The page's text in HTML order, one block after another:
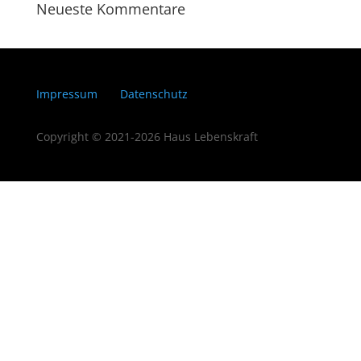
Neueste Kommentare
Impressum Datenschutz
Copyright © 2021-2026 Haus Lebenskraft